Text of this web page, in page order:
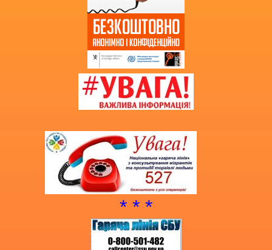
* * *